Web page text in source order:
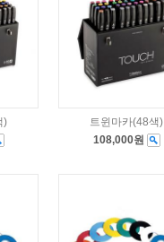
)
트윈마카(48색)
108,000원